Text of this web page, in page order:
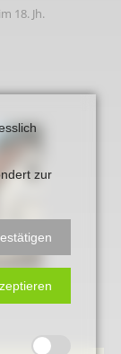
18. Jh.
2
zur